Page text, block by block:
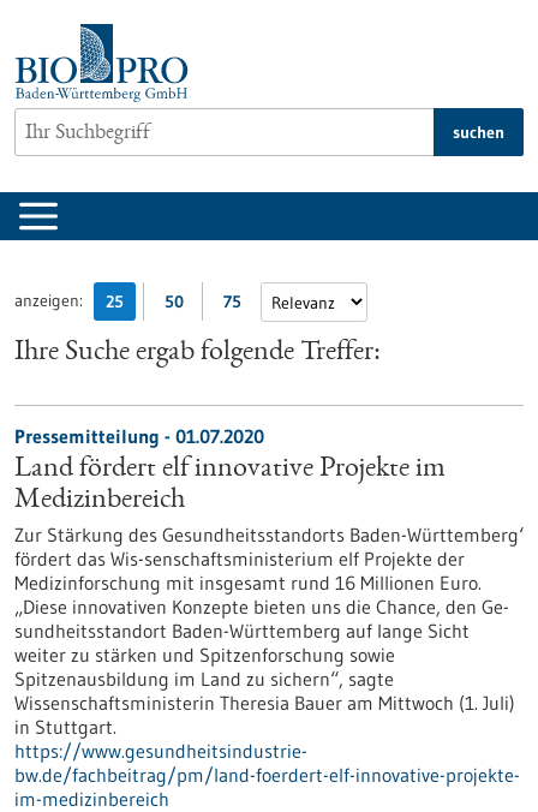
springen
suchen
anzeigen: 25 50 75
Ihre Suche ergab folgende Treffer:
Pressemitteilung - 01.07.2020
Land fördert elf innovative Projekte im
Medizinbereich
Zur Stärkung des Gesundheitsstandorts Baden-Württemberg‘
fördert das Wis-senschaftsministerium elf Projekte der
Medizinforschung mit insgesamt rund 16 Millionen Euro.
„Diese innovativen Konzepte bieten uns die Chance, den Ge-
sundheitsstandort Baden-Württemberg auf lange Sicht
weiter zu stärken und Spitzenforschung sowie
Spitzenausbildung im Land zu sichern“, sagte
Wissenschaftsministerin Theresia Bauer am Mittwoch (1. Juli)
in Stuttgart.
https://www.gesundheitsindustrie-
bw.de/fachbeitrag/pm/land-foerdert-elf-innovative-projekte-
im-medizinbereich